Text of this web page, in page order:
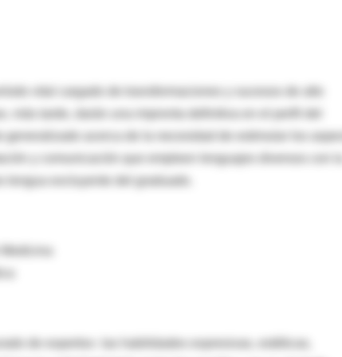
vital cargado de transformaciones y sucesos de alto
más tarde, darán una impronta definitiva en el perfil del
acerca de la necesidad de estimular los
y comunicación que empleen lenguajes diversos con la
lengua excluyente del graduado.
de expertos- las habilidades expresivas, estéticas,